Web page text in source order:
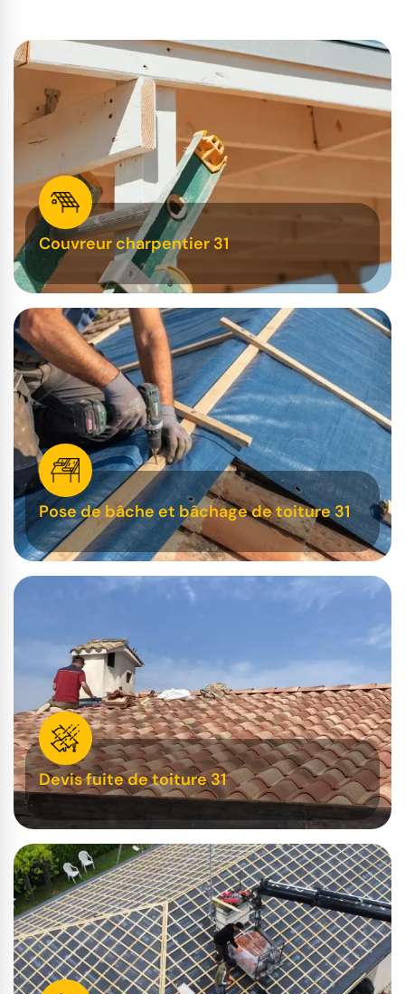
Couvreur charpentier 31
Pose de bâche et bâchage de toiture 31
Devis fuite de toiture 31